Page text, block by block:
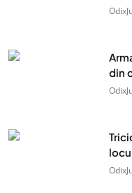
Odix
din
Odix
Odix